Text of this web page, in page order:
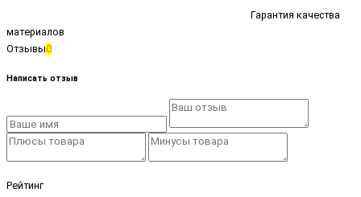
Гарантия качества
материалов
Отзывы0
Написать отзыв
Рейтинг